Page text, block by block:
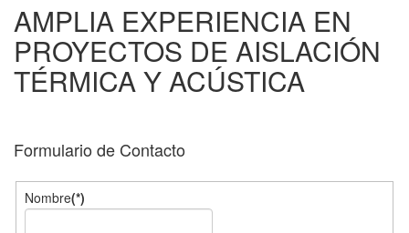
AMPLIA EXPERIENCIA EN
PROYECTOS DE AISLACIÓN
TÉRMICA Y ACÚSTICA
Formulario de Contacto
Nombre(*)